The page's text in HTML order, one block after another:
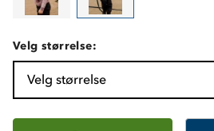
Velg størrelse:
Velg størrelse